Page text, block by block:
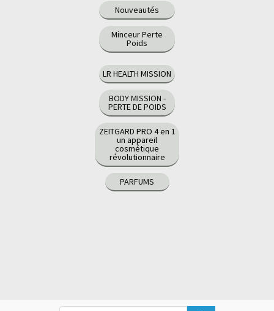
Nouveautés
Minceur Perte
Poids
LR HEALTH MISSION
BODY MISSION -
PERTE DE POIDS
ZEITGARD PRO 4 en 1
un appareil
cosmétique
révolutionnaire
PARFUMS